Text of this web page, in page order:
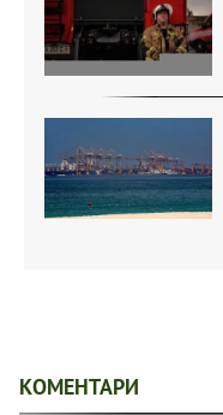
КОМЕНТАРИ